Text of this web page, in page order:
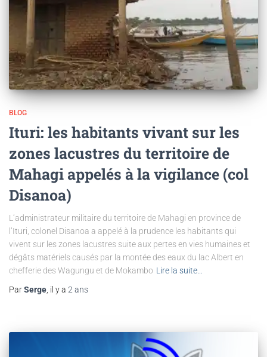
BLOG
Ituri: les habitants vivant sur les
zones lacustres du territoire de
Mahagi appelés à la vigilance (col
Disanoa)
L’administrateur militaire du territoire de Mahagi en province de
l’Ituri, colonel Disanoa a appelé à la prudence les habitants qui
vivent sur les zones lacustres suite aux pertes en vies humaines et
dégâts matériels causés par la montée des eaux du lac Albert en
chefferie des Wagungu et de Mokambo Lire la suite…
ParSerge, il y a 2 ans